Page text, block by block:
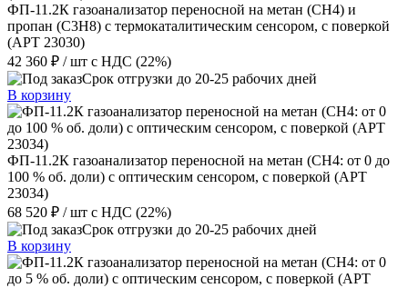
ФП-11.2К газоанализатор переносной на метан (CH4) и
пропан (C3H8) с термокаталитическим сенсором, с поверкой
(АРТ 23030)
42 360 ₽ / шт с НДС (22%)
Срок отгрузки до 20-25 рабочих дней
В корзину
ФП-11.2К газоанализатор переносной на метан (CH4: от 0 до
100 % об. доли) с оптическим сенсором, с поверкой (АРТ
23034)
68 520 ₽ / шт с НДС (22%)
Срок отгрузки до 20-25 рабочих дней
В корзину